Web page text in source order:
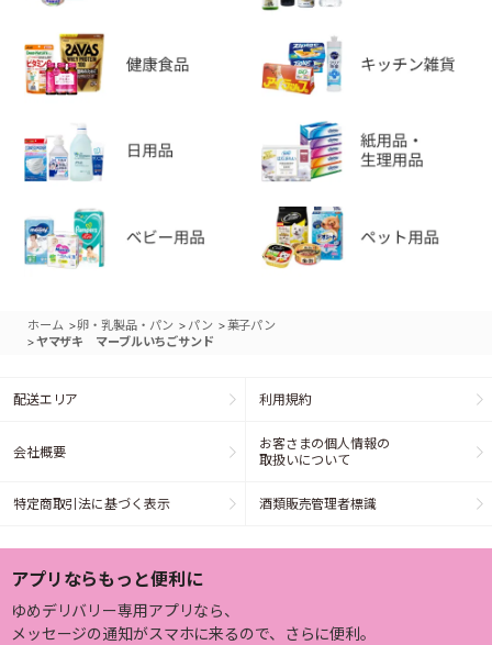
ホーム >卵・乳製品・パン > パン >菓子パン
>ヤマザキ マーブルいちごサンド
配送エリア 利用規約
会社概要
お客さまの個人情報の
取扱いについて
特定商取引法に基づく表示 酒類販売管理者標識
アプリならもっと便利に
ゆめデリバリー専用アプリなら、
メッセージの通知がスマホに来るので、さらに便利。